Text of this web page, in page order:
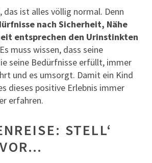
das ist alles völlig normal. Denn
nach Sicherheit, Nähe
entsprechen den Urinstinkten
muss wissen, dass seine
seine Bedürfnisse erfüllt, immer
und es umsorgt. Damit ein Kind
dieses positive Erlebnis immer
erfahren.
STELL‘